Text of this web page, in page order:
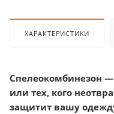
ХАРАКТЕРИСТИКИ
Спелеокомбинезон
или тех, кого
защитит вашу